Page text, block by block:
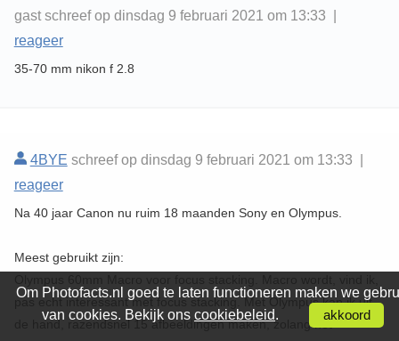
gast schreef op dinsdag 9 februari 2021 om 13:33 |
reageer
35-70 mm nikon f 2.8
4BYE schreef op dinsdag 9 februari 2021 om 13:33 |
reageer
Na 40 jaar Canon nu ruim 18 maanden Sony en Olympus.
Meest gebruikt zijn:
pas echt interessant met focus stacking. Met Olympus kan ik uit
de hand, razendsnel 15 afbeeldingen maken, zolang het
Om Photofacts.nl goed te laten functioneren maken we
van cookies. Bekijk ons cookiebeleid. akkoord